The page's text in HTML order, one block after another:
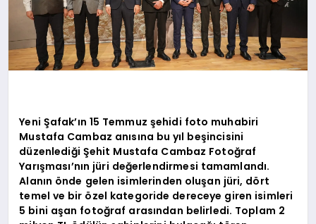
Yeni Şafak’ın 15 Temmuz şehidi foto muhabiri
Mustafa Cambaz anısına bu yıl beşincisini
düzenlediği Şehit Mustafa Cambaz Fotoğraf
Yarışması’nın jüri değerlendirmesi tamamlandı.
Alanın önde gelen isimlerinden oluşan jüri, dört
temel ve bir özel kategoride dereceye giren isimleri
5 bini aşan fotoğraf arasından belirledi. Toplam 2